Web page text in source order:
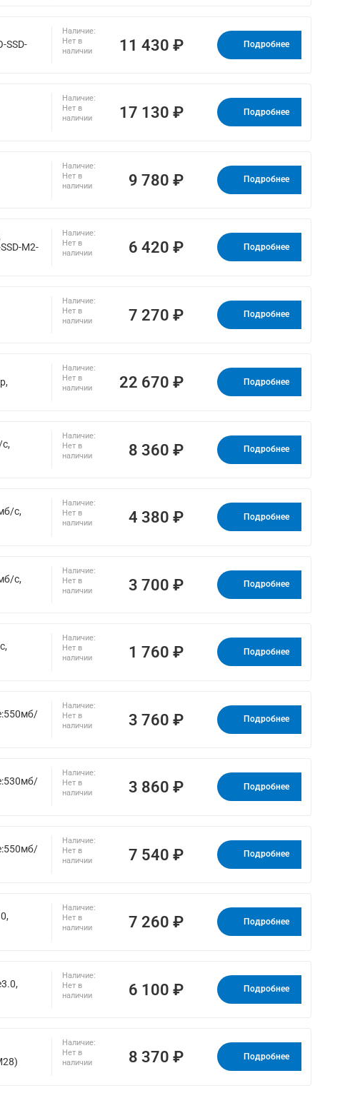
SSD-
Наличие:
Нет в
наличии
11 430 ₽ Подробнее
Наличие:
Нет в
наличии
17 130 ₽ Подробнее
Наличие:
Нет в
наличии
9 780 ₽ Подробнее
M2-
Наличие:
Нет в
наличии
6 420 ₽ Подробнее
Наличие:
Нет в
наличии
7 270 ₽ Подробнее
Наличие:
Нет в
наличии
22 670 ₽ Подробнее
Наличие:
Нет в
наличии
8 360 ₽ Подробнее
с,
Наличие:
Нет в
наличии
4 380 ₽ Подробнее
с,
Наличие:
Нет в
наличии
3 700 ₽ Подробнее
Наличие:
Нет в
наличии
1 760 ₽ Подробнее
Наличие:
Нет в
наличии
3 760 ₽ Подробнее
Наличие:
Нет в
наличии
3 860 ₽ Подробнее
Наличие:
Нет в
наличии
7 540 ₽ Подробнее
Наличие:
Нет в
наличии
7 260 ₽ Подробнее
Наличие:
Нет в
наличии
6 100 ₽ Подробнее
Наличие:
Нет в
наличии
8 370 ₽ Подробнее